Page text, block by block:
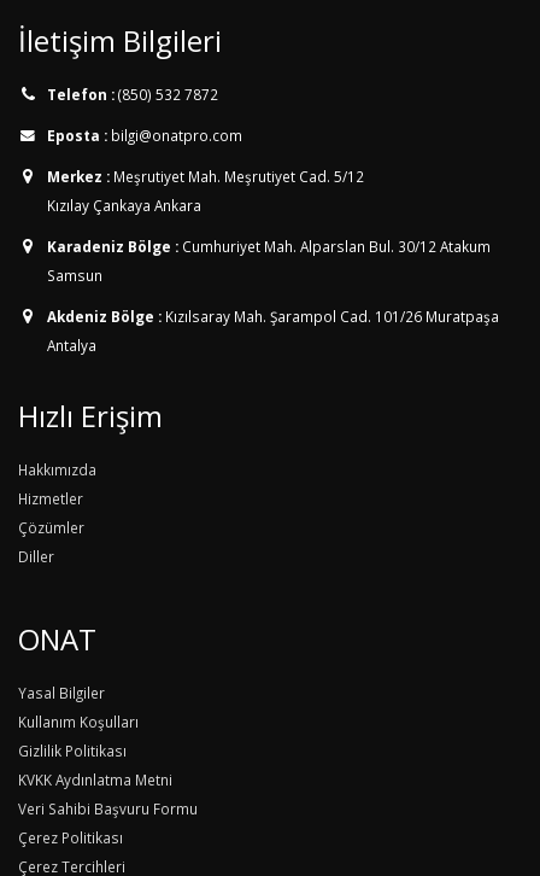
İletişim Bilgileri
Telefon :(850) 532 7872
Eposta : bilgi@onatpro.com
Merkez : Meşrutiyet Mah. Meşrutiyet Cad. 5/12
Kızılay Çankaya Ankara
Karadeniz Bölge : Cumhuriyet Mah. Alparslan Bul. 30/12 Atakum
Samsun
Akdeniz Bölge : Kızılsaray Mah. Şarampol Cad. 101/26 Muratpaşa
Antalya
Hızlı Erişim
Hakkımızda
Hizmetler
Çözümler
Diller
ONAT
Yasal Bilgiler
Kullanım Koşulları
Gizlilik Politikası
KVKK Aydınlatma Metni
Veri Sahibi Başvuru Formu
Çerez Politikası
Çerez Tercihleri